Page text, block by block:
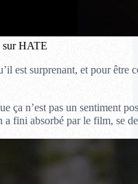
sur HATE
est surprenant, et pour être
ça n’est pas un sentiment
fini absorbé par le film, se